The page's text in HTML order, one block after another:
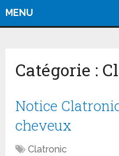
MENU
Catégorie :
Notice
cheveux
Clatronic